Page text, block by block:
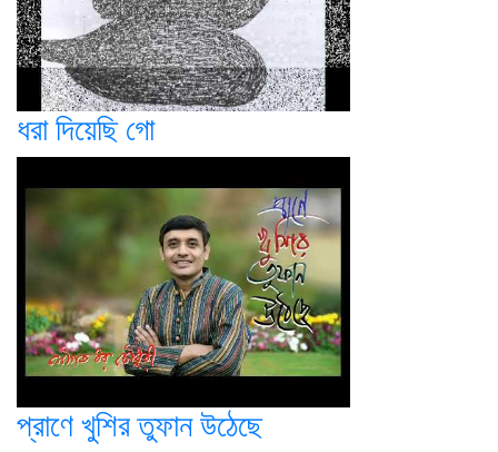
ধরা দিয়েছি গো
প্রাণে খুশির তুফান উঠেছে